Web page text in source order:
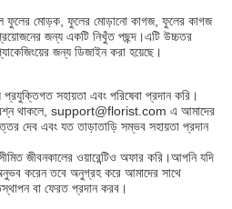
ফুলের মোড়ক, ফুলের মোড়ানো কাগজ, ফুলের কাগজ
জন্য একটি নিখুঁত পছন্দ।এটি উচ্চতর
জন্য ডিজাইন করা হয়েছে।
সহায়তা এবং পরিষেবা প্রদান করি।
থাকলে, support@florist.com এ আমাদের
দেব এবং যত তাড়াতাড়ি সম্ভব সহায়তা প্রদান
জীবনকালের ওয়ারেন্টিও অফার করি।আপনি যদি
করেন তবে অনুগ্রহ করে আমাদের সাথে
বা ফেরত প্রদান করব।